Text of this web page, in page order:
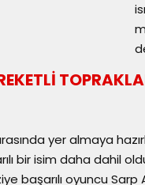
yer almaya
bir isim daha dahil
başarılı oyuncu Sarp